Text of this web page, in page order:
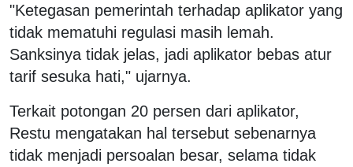
"Ketegasan pemerintah terhadap aplikator yang
tidak mematuhi regulasi masih lemah.
Sanksinya tidak jelas, jadi aplikator bebas atur
tarif sesuka hati," ujarnya.
Terkait potongan 20 persen dari aplikator,
Restu mengatakan hal tersebut sebenarnya
tidak menjadi persoalan besar, selama tidak